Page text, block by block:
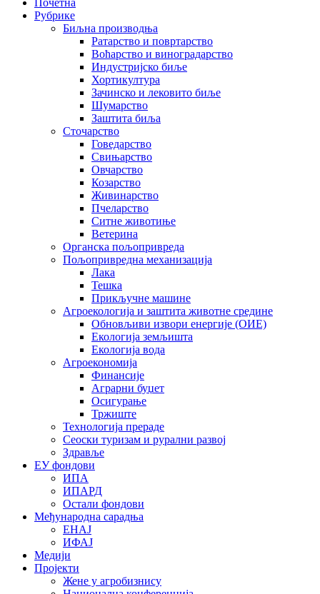
Рубрике
Биљна производња
Ратарство и повртарство
Воћарство и виноградарство
Индустријско биље
Хортикултура
Зачинско и лековито биље
Шумарство
Заштита биља
Сточарство
Говедарство
Свињарство
Овчарство
Козарство
Живинарство
Пчеларство
Ситне животиње
Ветерина
Органска пољопривреда
Пољопривредна механизација
Лака
Тешка
Прикључне машине
Агроекологија и заштита животне средине
Обновљиви извори енергије (ОИЕ)
Екологија земљишта
Екологија вода
Агроекономија
Финансије
Аграрни буџет
Осигурање
Тржиште
Технологија прераде
Сеоски туризам и рурални развој
Здравље
ЕУ фондови
ИПА
ИПАРД
Остали фондови
Међународна сарадња
ЕНАЈ
ИФАЈ
Медији
Пројекти
Жене у агробизнису